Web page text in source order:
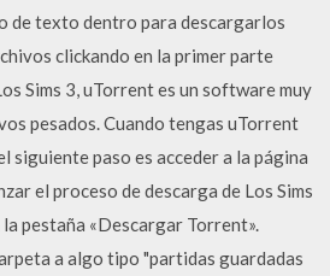
de texto dentro para descargarlos
clickando en la primer parte
Sims 3, uTorrent es un software muy
pesados. Cuando tengas uTorrent
siguiente paso es acceder a la página
el proceso de descarga de Los Sims
la pestaña «Descargar Torrent».
a algo tipo "partidas guardadas